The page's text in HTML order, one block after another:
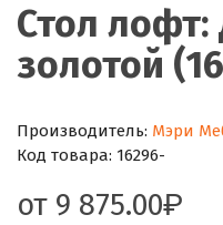
Стол
золотой
Производитель: Мэри
Код товара: 16296-
от 9 875.00